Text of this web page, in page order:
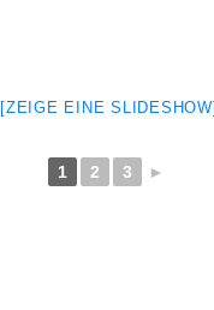
[ZEI­GE EINE
1 2 3 ►